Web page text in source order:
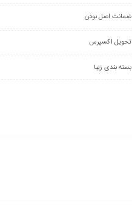
ضمانت اصل بودن
تحویل اکسپرس
بسته بندی زیبا